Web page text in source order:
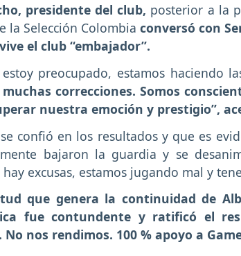
presidente del club, posterior a la
la Selección Colombia conversó con
el club “embajador”.
preocupado, estamos haciendo
correcciones. Somos
nuestra emoción y prestigio”,
confió en los resultados y que es
bajaron la guardia y se
hay excusas, estamos jugando mal y
que genera la continuidad de
fue contundente y ratificó el
nos rendimos. 100 % apoyo a